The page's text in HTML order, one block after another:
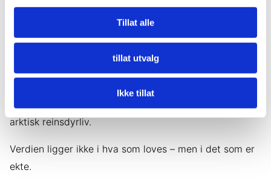
Tillat alle
tillat utvalg
Ikke tillat
det er hensiktsmessig, observere flokkens atferd og få
innsikt i hvordan reindriftsfolk leser snøforhold, spor og
værtegn.
Hvis timingen er riktig, kan du være vitne til en nyfødt
kalv som tar sine første skritt. Hvis ikke, er du fortsatt
til stede i en av de mest meningsfulle periodene i
arktisk reinsdyrliv.
Verdien ligger ikke i hva som loves – men i det som er
ekte.